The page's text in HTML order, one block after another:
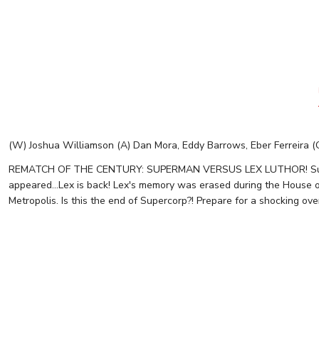
(W) Joshua Williamson (A) Dan Mora, Eddy Barrows, Eber Ferreira
REMATCH OF THE CENTURY: SUPERMAN VERSUS LEX
appeared...Lex is back! Lex's memory was erased during the
Metropolis. Is this the end of Supercorp?! Prepare for a shocking